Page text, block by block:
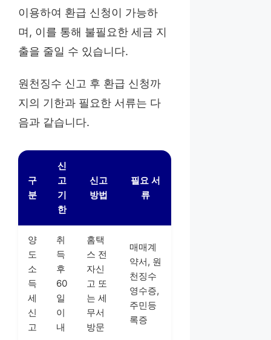
이용하여 환급 신청이 가능하
며, 이를 통해 불필요한 세금 지
출을 줄일 수 있습니다.
원천징수 신고 후 환급 신청까
지의 기한과 필요한 서류는 다
음과 같습니다.
구
분
신
고
기
한
신고
방법
필요 서
류
양
도
소
득
세
신
고
취
득
후
60
일
이
내
홈택
스 전
자신
고 또
는 세
무서
방문
매매계
약서, 원
천징수
영수증,
주민등
록증